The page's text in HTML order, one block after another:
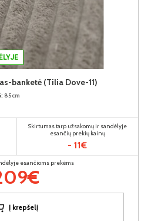
banketė (Tilia Dove-11)
85cm
Skirtumas tarp užsakomų ir sandėlyje
esančių prekių kainų
- 11€
esančioms prekėms
Į krepšelį